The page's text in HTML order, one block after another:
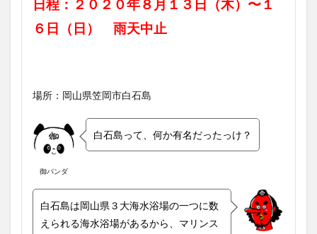
日程：２０２０年８月１３日（木）〜１
６日（日） 雨天中止
場所：岡山県笠岡市白石島
御パンダ
白石島って、何か有名だったっけ？
白石島は岡山県３大海水浴場の一つに数
えられる海水浴場があるから、マリンス